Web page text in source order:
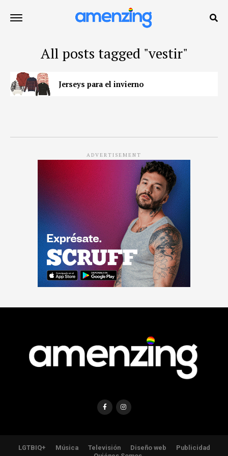
All posts tagged "vestir"
Jerseys para el invierno
ADVERTISEMENT
LGTBIQ+ Música Televisión Diseño web
Publicidad